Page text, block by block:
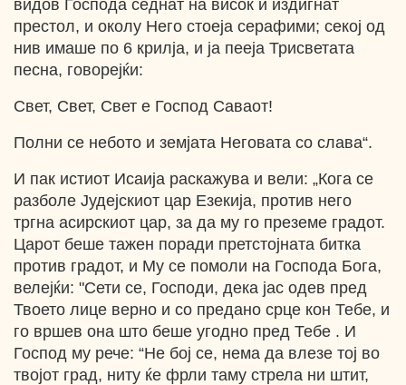
видов Господа седнат на висок и издигнат
престол, и околу Него стоеја серафими; секој од
нив имаше по 6 крилја, и ја пееја Трисветата
песна, говорејќи:
Свет, Свет, Свет е Господ Саваот!
Полни се небото и земјата Неговата со слава“.
И пак истиот Исаија раскажува и вели: „Кога се
разболе Јудејскиот цар Езекија, против него
тргна асирскиот цар, за да му го преземе градот.
Царот беше тажен поради претстојната битка
против градот, и Му се помоли на Господа Бога,
велејќи: "Сети се, Господи, дека јас одев пред
Твоето лице верно и со предано срце кон Тебе, и
го вршев она што беше угодно пред Тебе . И
Господ му рече: “Не бој се, нема да влезе тој во
твојот град, ниту ќе фрли таму стрела ни штит,